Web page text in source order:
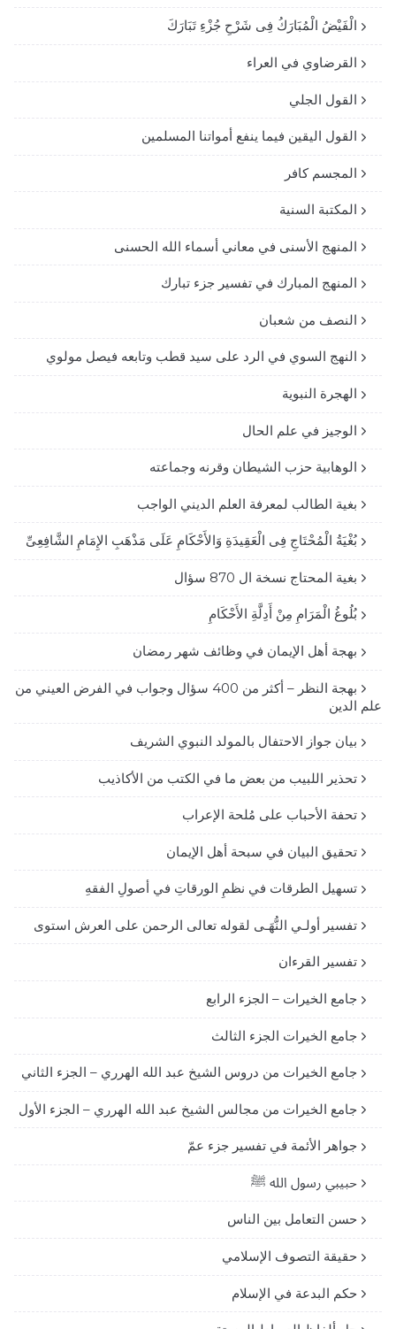
الْفَيْضُ الْمُبَارَكُ فِى شَرْحِ جُزْءِ تَبَارَكَ
القرضاوي في العراء
القول الجلي
القول اليقين فيما ينفع أمواتنا المسلمين
المجسم كافر
المكتبة السنية
المنهج الأسنى في معاني أسماء الله الحسنى
المنهج المبارك في تفسير جزء تبارك
النصف من شعبان
النهج السوي في الرد على سيد قطب وتابعه فيصل مولوي
الهجرة النبوية
الوجيز في علم الحال
الوهابية حزب الشيطان وقرنه وجماعته
بغية الطالب لمعرفة العلم الديني الواجب
بُغْيَةُ الْمُحْتَاجِ فِى الْعَقِيدَةِ وَالأَحْكَامِ عَلَى مَذْهَبِ الإِمَامِ الشَّافِعِىِّ
بغية المحتاج نسخة ال 870 سؤال
بُلُوغُ الْمَرَامِ مِنْ أَدِلَّةِ الأَحْكَامِ
بهجة أهل الإيمان في وظائف شهر رمضان
بهجة النظر – أكثر من 400 سؤال وجواب في الفرض العيني من
علم الدين
بيان جواز الاحتفال بالمولد النبوي الشريف
تحذير اللبيب من بعض ما في الكتب من الأكاذيب
تحفة الأحباب على مُلحة الإعراب
تحقيق البيان في سبحة أهل الإيمان
تسهيل الطرقات في نظمِ الورقاتِ في أصولِ الفقهِ
تفسير أولـي النُّهَـى لقوله تعالى الرحمن على العرش استوى
تفسير القرءان
جامع الخيرات – الجزء الرابع
جامع الخيرات الجزء الثالث
جامع الخيرات من دروس الشيخ عبد الله الهرري – الجزء الثاني
جامع الخيرات من مجالس الشيخ عبد الله الهرري – الجزء الأول
جواهر الأئمة في تفسير جزء عمّ
حبيبي رسول الله ﷺ
حسن التعامل بين الناس
حقيقة التصوف الإسلامي
حكم البدعة في الإسلام